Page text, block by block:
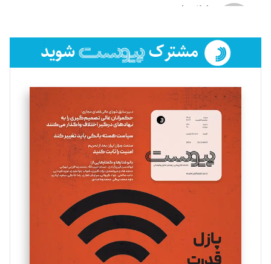
لیلا حنارود
فائزه فتحی رستمی
تحریریه
سروش کرمیان
تحریریه
مینا پاکدل
یسنا امان‌پور
تحریریه